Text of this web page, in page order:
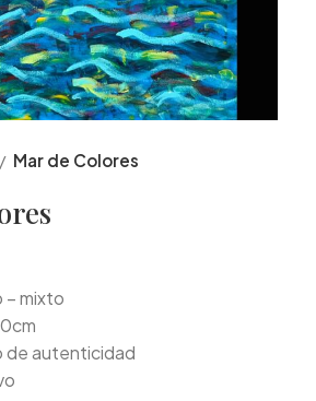
Mar de Colores
– mixto
de autenticidad